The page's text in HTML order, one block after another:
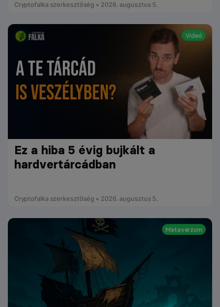
Cryptofalka szerkesztőség • 2026. augusztus 5.
Videó
Ez a hiba 5 évig bujkált a
hardvertárcádban
Cryptofalka szerkesztőség • 2026. augusztus 5.
Metaverzum